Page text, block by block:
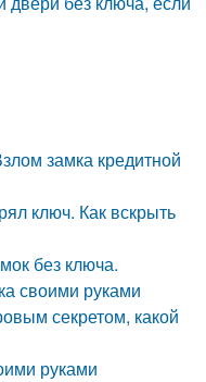
замка кредитной
ключ. Как вскрыть
без ключа.
своими руками
секретом, какой
руками